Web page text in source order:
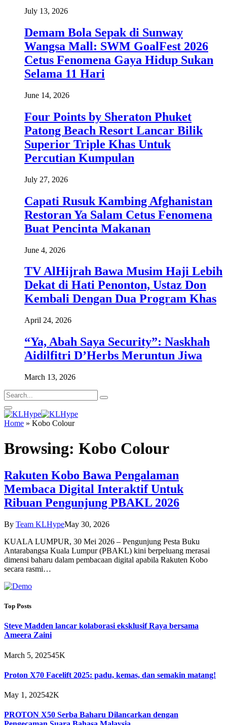
July 13, 2026
Demam Bola Sepak di Sunway
Wangsa Mall: SWM GoalFest 2026
Cetus Fenomena Gaya Hidup Sukan
Selama 11 Hari
June 14, 2026
Four Points by Sheraton Phuket
Patong Beach Resort Lancar Bilik
Superior Triple Khas Untuk
Percutian Kumpulan
July 27, 2026
Capati Rusuk Kambing Afghanistan
Restoran Ya Salam Cetus Fenomena
Buat Pencinta Makanan
June 4, 2026
TV AlHijrah Bawa Musim Haji Lebih
Dekat di Hati Penonton, Ustaz Don
Kembali Dengan Dua Program Khas
April 24, 2026
“Ya, Abah Saya Security”: Naskhah
Aidilfitri D’Herbs Meruntun Jiwa
March 13, 2026
Home » Kobo Colour
Browsing: Kobo Colour
Rakuten Kobo Bawa Pengalaman
Membaca Digital Interaktif Untuk
Ribuan Pengunjung PBAKL 2026
By Team KLHypeMay 30, 2026
KUALA LUMPUR, 30 Mei 2026 – Pengunjung Pesta Buku
Antarabangsa Kuala Lumpur (PBAKL) kini berpeluang merasai
dimensi baharu dalam pembacaan digital apabila Rakuten Kobo
secara rasmi…
Top Posts
Steve Madden lancar kolaborasi eksklusif Raya bersama
Ameera Zaini
March 5, 202545K
Proton X70 Facelift 2025: padu, kemas, dan semakin matang!
May 1, 202542K
PROTON X50 Serba Baharu Dilancarkan dengan